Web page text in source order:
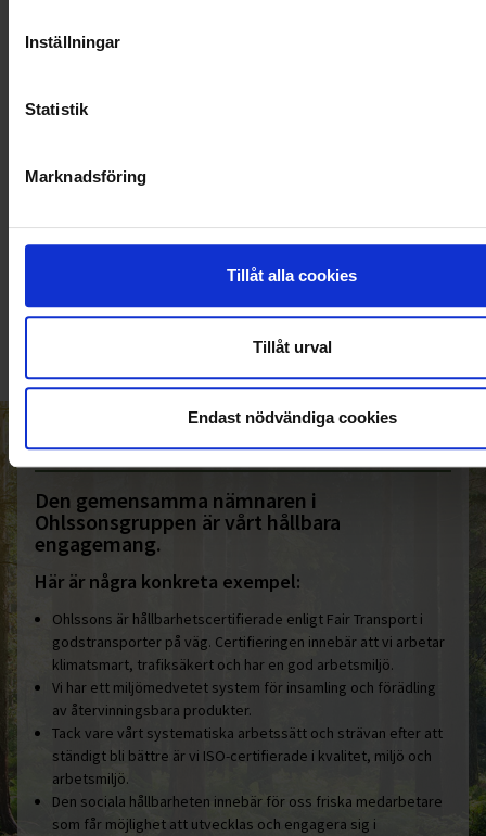
Inställningar
Statistik
Marknadsföring
Tillåt alla cookies
Tillåt urval
Endast nödvändiga cookies
KUNDTJÄNST
info@ohlssons.se
HELT ENKELT HÅLLBART
Den gemensamma nämnaren i
Ohlssonsgruppen är vårt hållbara
engagemang.
Här är några konkreta exempel:
Ohlssons är hållbarhetscertifierade enligt Fair Transport i
godstransporter på väg. Certifieringen innebär att vi arbetar
klimatsmart, trafiksäkert och har en god arbetsmiljö.
Vi har ett miljömedvetet system för insamling och förädling
av återvinningsbara produkter.
Tack vare vårt systematiska arbetssätt och strävan efter att
ständigt bli bättre är vi ISO-certifierade i kvalitet, miljö och
arbetsmiljö.
Den sociala hållbarheten innebär för oss friska medarbetare
som får möjlighet att utvecklas och engagera sig i